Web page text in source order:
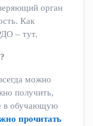
орган
Как
– тут.
можно
получить,
в обучающую
прочитать